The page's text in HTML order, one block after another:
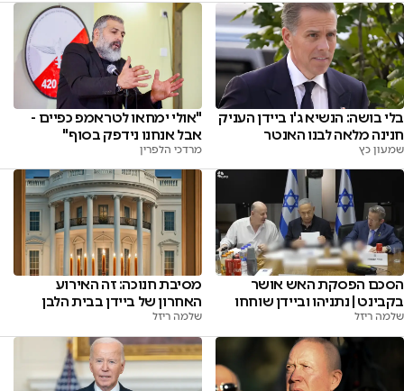
בלי בושה: הנשיא ג'ו ביידן העניק
חנינה מלאה לבנו האנטר
שמעון כץ
"אולי ימחאו לטראמפ כפיים -
אבל אנחנו נידפק בסוף"
מרדכי הלפרין
הסכם הפסקת האש אושר
בקבינט | נתניהו וביידן שוחחו
שלמה ריזל
מסיבת חנוכה: זה האירוע
האחרון של ביידן בבית הלבן
שלמה ריזל